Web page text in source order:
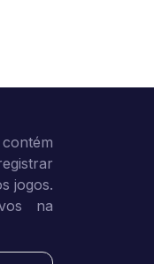
jogos.
na